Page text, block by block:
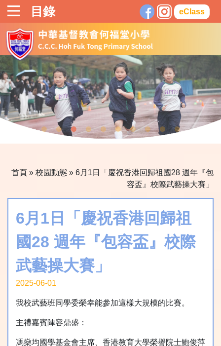
目錄 eClass
首頁 » 校園動態 » 6月1日「慶祝香港回歸祖國28 週年『包
容盃』校際武藝操大賽」
6月1日「慶祝香港回歸祖
國28 週年『包容盃』校際
武藝操大賽」
2025-06-01
我校武藝班同學委榮幸能參加這樣大規模的比賽。
主禮嘉賓陣容鼎盛：
馮燊均國學基金會主席、香港教育大學榮譽院士鮑俊萍